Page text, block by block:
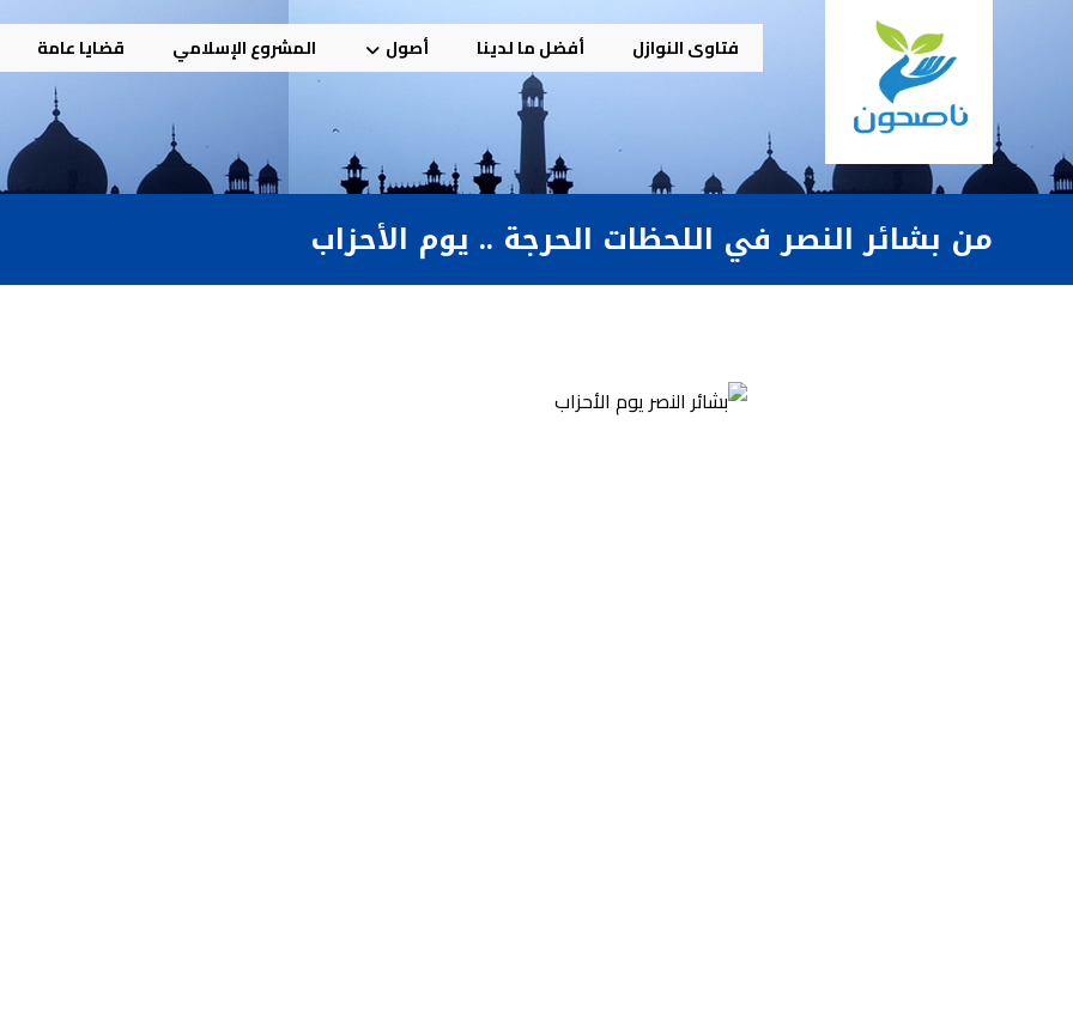
فتاوى النوازل أفضل ما لدينا أصول المشروع الإسلامي قضايا عامة
من بشائر النصر في اللحظات الحرجة .. يوم الأحزاب